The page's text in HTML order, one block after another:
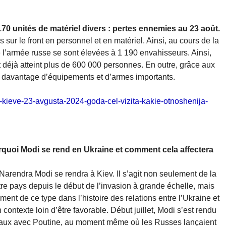
unités de matériel divers : pertes ennemies au 23 août.
sur le front en personnel et en matériel. Ainsi, au cours de la
russe se sont élevées à 1 190 envahisseurs. Ainsi,
atteint plus de 600 000 personnes. En outre, grâce aux
d’équipements et d’armes importants.
23-avgusta-2024-goda-cel-vizita-kakie-otnoshenija-
Modi se rend en Ukraine et comment cela affectera
Modi se rendra à Kiev. Il s’agit non seulement de la
pays depuis le début de l’invasion à grande échelle, mais
de ce type dans l’histoire des relations entre l’Ukraine et
loin d’être favorable. Début juillet, Modi s’est rendu
avec Poutine, au moment même où les Russes lançaient